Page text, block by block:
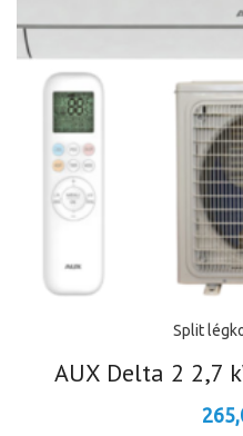
Split
AUX Delta 2 2,7